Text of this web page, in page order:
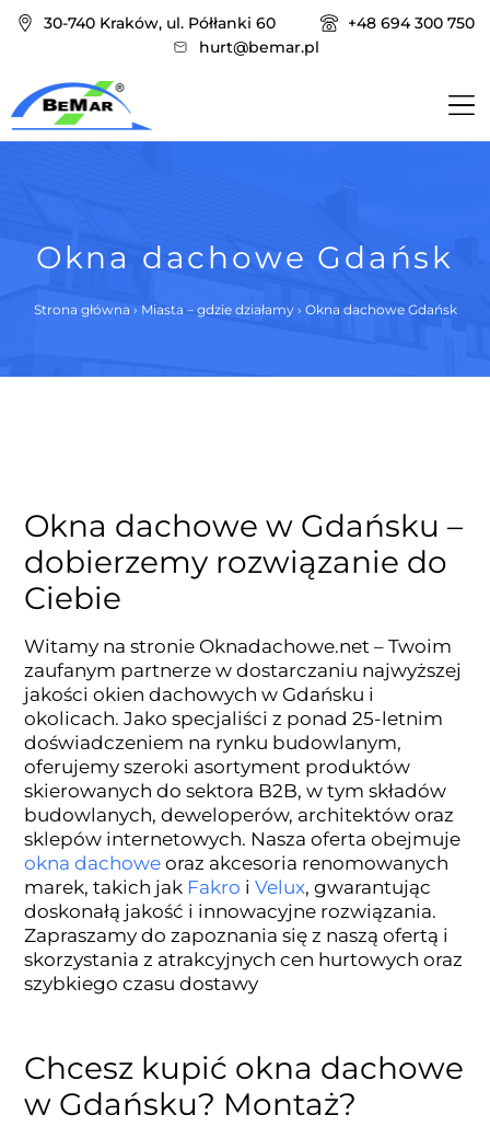
30-740 Kraków, ul. Półłanki 60
+48 694 300 750
hurt@bemar.pl
Okna dachowe Gdańsk
Strona główna › Miasta – gdzie działamy› Okna dachowe Gdańsk
Okna dachowe w Gdańsku –
dobierzemy rozwiązanie do
Ciebie
Witamy na stronie Oknadachowe.net – Twoim
zaufanym partnerze w dostarczaniu najwyższej
jakości okien dachowych w Gdańsku i
okolicach. Jako specjaliści z ponad 25-letnim
doświadczeniem na rynku budowlanym,
oferujemy szeroki asortyment produktów
skierowanych do sektora B2B, w tym składów
budowlanych, deweloperów, architektów oraz
sklepów internetowych. Nasza oferta obejmuje
okna dachowe oraz akcesoria renomowanych
marek, takich jak Fakro iVelux, gwarantując
doskonałą jakość i innowacyjne rozwiązania.
Zapraszamy do zapoznania się z naszą ofertą i
skorzystania z atrakcyjnych cen hurtowych oraz
szybkiego czasu dostawy
Chcesz kupić okna dachowe
w Gdańsku? Montaż?​